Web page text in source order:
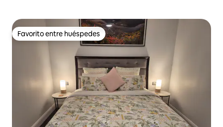
Favorito entre huéspedes
Favorito entre huéspedes